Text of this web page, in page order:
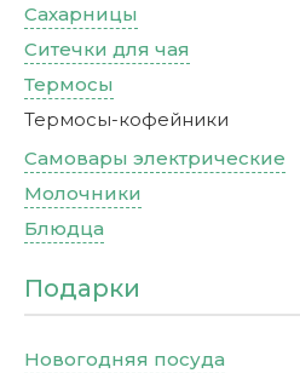
Сахарницы
Ситечки для чая
Термосы
Термосы-кофейники
Самовары электрические
Молочники
Блюдца
Подарки
Новогодняя посуда